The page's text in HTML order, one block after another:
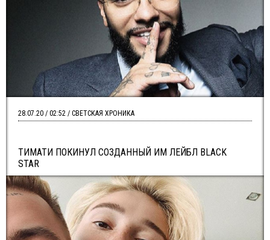
ТИМАТИ ПОКИНУЛ СОЗДАННЫЙ ИМ ЛЕЙБЛ BLACK
STAR
28.07.20 / 02:52 / СВЕТСКАЯ ХРОНИКА